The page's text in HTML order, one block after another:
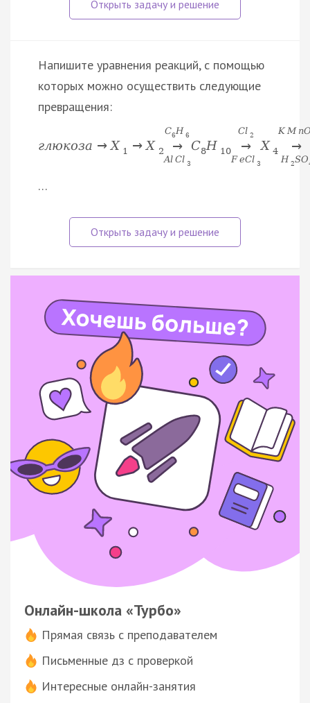
Напишите уравнения реакций, с помощью
которых можно осуществить следующие
превращения:
глюкоза → X 1 → X 2
C6H 6
→
Al Cl 3
C8H 10
Cl 2
→
F eCl 3
X 4
K M n
→
H 2SO
…
Онлайн-школа «Турбо»
Прямая связь с преподавателем
Письменные дз с проверкой
Интересные онлайн-занятия